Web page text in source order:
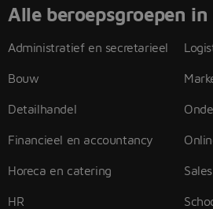
Alle beroepsgroepen in
Administratief en secretarieel
Bouw
Detailhandel
Financieel en accountancy
Horeca en catering
HR
Sales